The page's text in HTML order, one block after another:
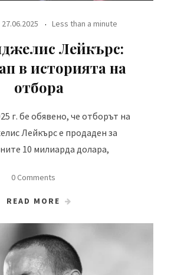
27.06.2025 Less than a minute
Лейкърс:
в историята на
отбора
г. бе обявено, че отборът на
Лейкърс е продаден за
10 милиарда долара,
0 Comments
READ MORE